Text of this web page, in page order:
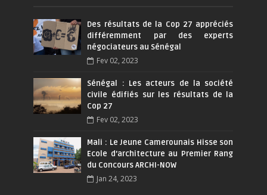
Des résultats de la Cop 27 appréciés
différemment par des experts
négociateurs au Sénégal
Fev 02, 2023
Sénégal : Les acteurs de la société
civile édifiés sur les résultats de la
Cop 27
Fev 02, 2023
Mali : Le Jeune Camerounais Hisse son
Ecole d’architecture au Premier Rang
du Concours ARCHI-NOW
Jan 24, 2023